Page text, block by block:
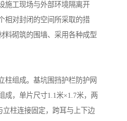
施工现场与外部环境隔离开
相对封闭的空间所采取的措
料砌筑的围墙、采用各种成型
柱组成。基坑围挡护栏防护网
成，单片尺寸1.1米×1.7米，两
柱连接固定，跨耳与上下边